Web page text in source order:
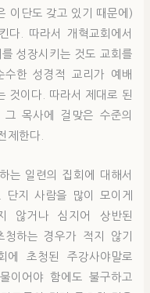
이단도 갖고 있기 때문에)
다. 따라서 개혁교회에서
성장시키는 것도 교회를
수한 성경적 교리가 예배
것이다. 따라서 제대로 된
목사에 걸맞은 수준의
제한다.
는 일련의 집회에 대해서
지 사람을 많이 모이게
않거나 심지어 상반된
하는 경우가 적지 않기
에 초청된 주강사야말로
이어야 함에도 불구하고